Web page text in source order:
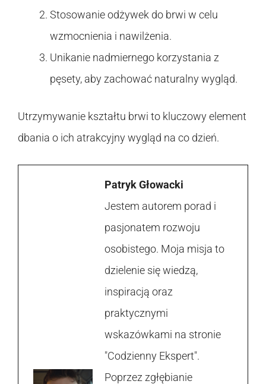
Stosowanie odżywek do brwi w celu
wzmocnienia i nawilżenia.
Unikanie nadmiernego korzystania z
pęsety, aby zachować naturalny wygląd.
Utrzymywanie kształtu brwi to kluczowy element
dbania o ich atrakcyjny wygląd na co dzień.
Patryk Głowacki
Jestem autorem porad i
pasjonatem rozwoju
osobistego. Moja misja to
dzielenie się wiedzą,
inspiracją oraz
praktycznymi
wskazówkami na stronie
"Codzienny Ekspert".
Poprzez zgłębianie